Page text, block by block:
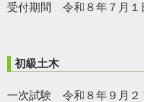
受付期間 令和８年７月１
初級土木
一次試験 令和８年９月２